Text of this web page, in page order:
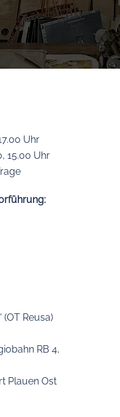
Uhr
15.00 Uhr
(OT Reusa)
RB 4,
Plauen Ost